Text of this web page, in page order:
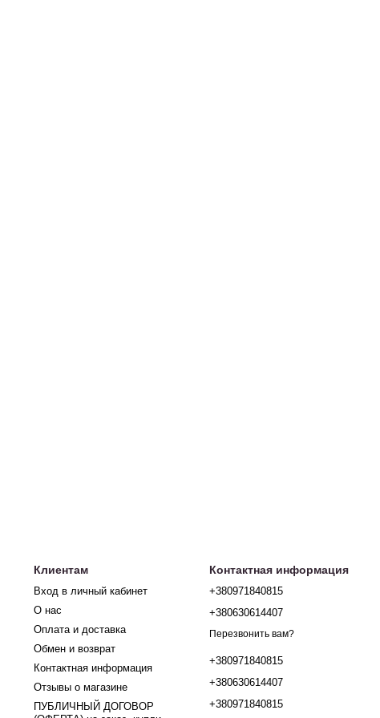
Клиентам
Вход в личный кабинет
О нас
Оплата и доставка
Обмен и возврат
Контактная информация
Отзывы о магазине
ПУБЛИЧНЫЙ ДОГОВОР
Контактная информация
+380971840815
+380630614407
Перезвонить вам?
+380971840815
+380630614407
+380971840815